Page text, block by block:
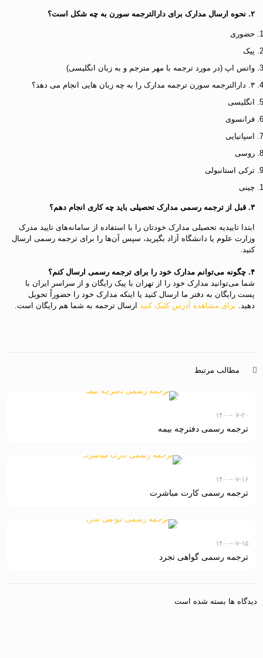
۲. نحوه ارسال مدارک برای دارالترجمه سورن به چه شکل است؟
حضوری
پیک
واتس اپ (در مورد ترجمه با مهر مترجم و به زبان انگلیسی)
۳. دارالترجمه سورن ترجمه مدارک را به چه زبان هایی انجام می دهد؟
انگلیسی
فرانسوی
اسپانیایی
روسی
ترکی استانبولی
چینی
۳. قبل از ترجمه رسمی مدارک تحصیلی باید چه کاری انجام دهم؟
ابتدا تاییدیه تحصیلی مدارک خودتان را با استفاده از سامانه‌های تایید مدرک
وزارت علوم یا دانشگاه آزاد بگیرید، سپس آن‌ها را برای ترجمه رسمی ارسال
کنید.
۴. چگونه می‌توانم مدارک خود را برای ترجمه رسمی ارسال کنم؟
شما می‌توانید مدارک خود را از تهران با پیک رایگان و از سراسر ایران با
پست رایگان به دفتر ما ارسال کنید یا اینکه مدارک خود را حضوراً تحویل
دهید. برای مشاهده آدرس کلیک کنید ارسال ترجمه به شما هم رایگان است.
مطالب مرتبط
۱۴۰۰-۰۷-۲۰
ترجمه رسمی دفترچه بیمه
۱۴۰۰-۰۷-۱۶
ترجمه رسمی کارت مباشرت
۱۴۰۰-۰۷-۱۵
ترجمه رسمی گواهی تجرد
دیدگاه ها بسته شده است